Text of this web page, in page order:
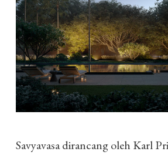
Savyavasa dirancang oleh Karl